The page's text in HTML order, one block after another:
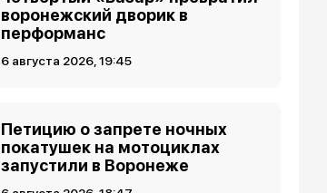
воронежский дворик в
перформанс
6 августа 2026, 19:45
Петицию о запрете ночных
покатушек на мотоциклах
запустили в Воронеже